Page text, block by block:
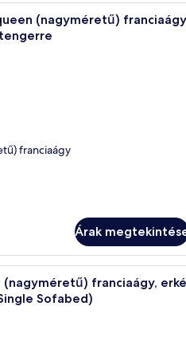
Egy szállodai szoba,
(nagyméretű)
franciaágy
Árak
Egy modern szállodaszoba,
(nagyméretű) franciaágy,
Sofabed)